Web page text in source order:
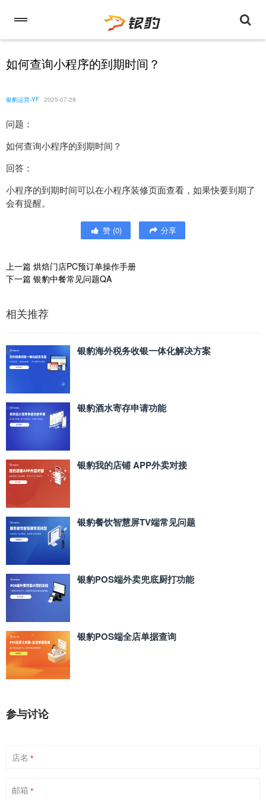
如何查询小程序的到期时间？
银豹运营-YF 2025-07-28
问题：
如何查询小程序的到期时间？
回答：
小程序的到期时间可以在小程序装修页面查看，如果快要到期了
会有提醒。
赞 (0) 分享
上一篇 烘焙门店PC预订单操作手册
下一篇 银豹中餐常见问题QA
相关推荐
银豹海外税务收银一体化解决方案
银豹酒水寄存申请功能
银豹我的店铺 APP外卖对接
银豹餐饮智慧屏TV端常见问题
银豹POS端外卖兜底厨打功能
银豹POS端全店单据查询
参与讨论
店名 *
邮箱 *